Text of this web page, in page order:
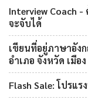
Interview Coach
จะจับได้
เขียนที่อยู่ภาษาอัง
อำเภอ จังหวัด เมือง
Flash Sale: โปรแร